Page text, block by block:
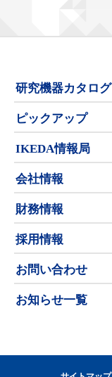
研究機器カタログ
ピックアップ
IKEDA情報局
会社情報
財務情報
採用情報
お問い合わせ
お知らせ一覧